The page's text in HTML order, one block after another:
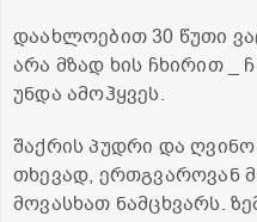
დაახლოებით 30 წუთი
არა მზად ხის ჩხირით _
უნდა ამოჰყვეს.
შაქრის პუდრი და
თხევად, ერთგვაროვან
მოვასხათ ნამცხვარს.